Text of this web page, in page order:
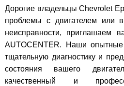
Дорогие владельцы Chevrolet
проблемы с двигателем или
неисправности, приглашаем
AUTOCENTER. Наши опытные
тщательную диагностику и
состояния вашего
качественный и